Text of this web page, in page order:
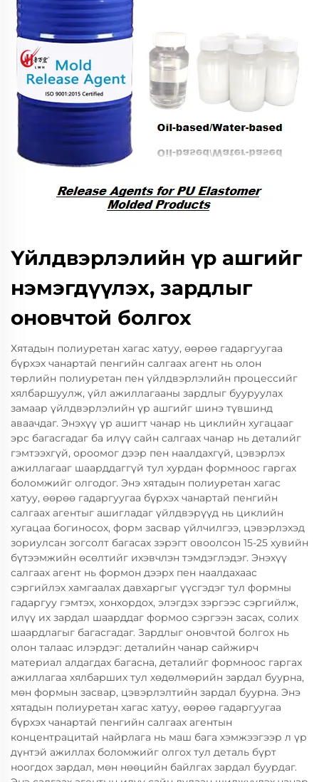
Үйлдвэрлэлийн үр ашгийг
нэмэгдүүлэх, зардлыг
оновчтой болгох
Хятадын полиуретан хагас хатуу, өөрөө гадаргуугаа
бүрхэх чанартай пенгийн салгаах агент нь олон
төрлийн полиуретан пен үйлдвэрлэлийн процессийг
хялбаршуулж, үйл ажиллагааны зардлыг бууруулах
замаар үйлдвэрлэлийн үр ашгийг шинэ түвшинд
аваачдаг. Энэхүү үр ашигт чанар нь циклийн хугацааг
эрс багасгадаг ба илүү сайн салгаах чанар нь деталийг
гэмтээхгүй, ороомог дээр пен наалдахгүй, цэвэрлэх
ажиллагааг шаарддаггүй тул хурдан формноос гаргах
боломжийг олгодог. Энэ хятадын полиуретан хагас
хатуу, өөрөө гадаргуугаа бүрхэх чанартай пенгийн
салгаах агентыг ашигладаг үйлдвэрүүд нь циклийн
хугацаа богиносох, форм засвар үйлчилгээ, цэвэрлэхэд
зориулсан зогсолт багасах зэрэгт овоолсон 15-25 хувийн
бүтээмжийн өсөлтийг ихэвчлэн тэмдэглэдэг. Энэхүү
салгаах агент нь формон дээрх пен наалдахаас
сэргийлэх хамгаалах давхаргыг үүсгэдэг тул формны
гадаргуу гэмтэх, хонхордох, элэгдэх зэргээс сэргийлж,
илүү их зардал шаарддаг формоо сэргээн засах, солих
шаардлагыг багасгадаг. Зардлыг оновчтой болгох нь
олон талаас илэрдэг: деталийн чанар сайжирч
материал алдагдах багасна, деталийг формноос гаргах
ажиллагаа хялбарших тул хөдөлмөрийн зардал буурна,
мөн формын засвар, цэвэрлэлтийн зардал буурна. Энэ
хятадын полиуретан хагас хатуу, өөрөө гадаргуугаа
бүрхэх чанартай пенгийн салгаах агентын
концентрацитай найрлага нь маш бага хэмжээгээр л үр
дүнтэй ажиллах боломжийг олгох тул деталь бүрт
ноогдох зардал, мөн нөөцийн байлгах зардал буурдаг.